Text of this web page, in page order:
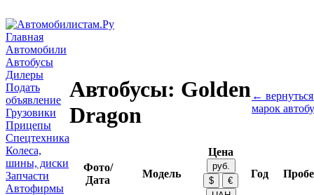
Главная
Автомобили
Автобусы
Дилеры
Подать
объявление
Грузовики
Прицепы
Спецтехника
Колеса,
шины, диски
Запчасти
Автофирмы
Автобусы: Golden
Dragon
←
марок
Фото/
Дата
Модель
Цена
Год